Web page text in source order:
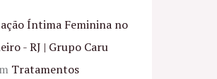
Íntima Feminina no
- RJ | Grupo Caru
Tratamentos